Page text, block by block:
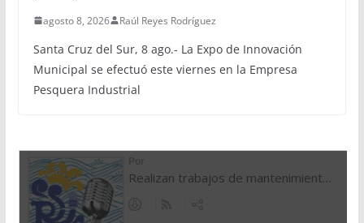
agosto 8, 2026 Raúl Reyes Rodríguez
Santa Cruz del Sur, 8 ago.- La Expo de Innovación
Municipal se efectuó este viernes en la Empresa
Pesquera Industrial